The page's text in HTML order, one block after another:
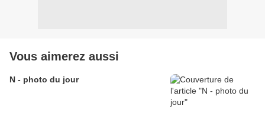
Vous aimerez aussi
N - photo du jour